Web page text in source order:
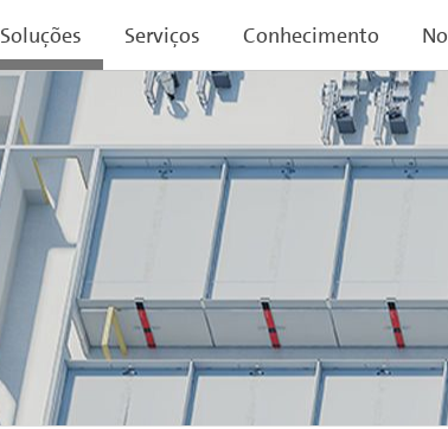
Soluções Serviços Conhecimento